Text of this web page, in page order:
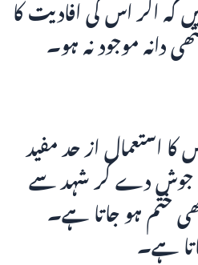
کہ اگر اس کی افادیت کا
دانہ موجود نہ ہو۔
کا استعمال از حد مفید
جوش دے کر شہد سے
ختم ہو جاتا ہے۔
ہے۔